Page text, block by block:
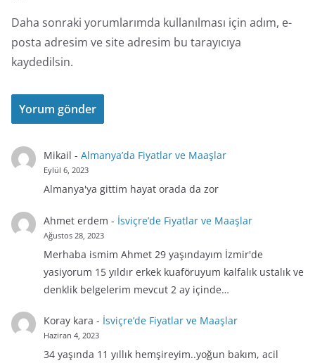
Daha sonraki yorumlarımda kullanılması için adım, e-
posta adresim ve site adresim bu tarayıcıya
kaydedilsin.
Mikail - Almanya’da Fiyatlar ve Maaşlar
Eylül 6, 2023
Almanya'ya gittim hayat orada da zor
Ahmet erdem - İsviçre’de Fiyatlar ve Maaşlar
Ağustos 28, 2023
Merhaba ismim Ahmet 29 yaşındayım İzmir'de
yasiyorum 15 yıldır erkek kuaföruyum kalfalık ustalık ve
denklik belgelerim mevcut 2 ay içinde…
Koray kara - İsviçre’de Fiyatlar ve Maaşlar
Haziran 4, 2023
34 yaşında 11 yıllık hemşireyim..yoğun bakım, acil